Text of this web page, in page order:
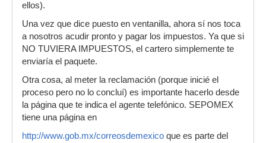
ellos).
Una vez que dice puesto en ventanilla, ahora sí nos toca
a nosotros acudir pronto y pagar los impuestos. Ya que si
NO TUVIERA IMPUESTOS, el cartero simplemente te
enviaría el paquete.
Otra cosa, al meter la reclamación (porque inicié el
proceso pero no lo concluí) es importante hacerlo desde
la página que te indica el agente telefónico. SEPOMEX
tiene una página en
http://www.gob.mx/correosdemexico que es parte del